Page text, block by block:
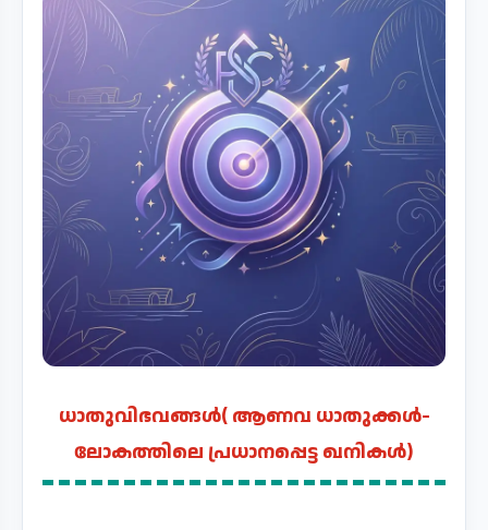
ധാതുവിഭവങ്ങൾ( ആണവ ധാതുക്കൾ-
ലോകത്തിലെ പ്രധാനപ്പെട്ട ഖനികൾ)